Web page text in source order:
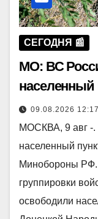
СЕГОДНЯ 📰
МО: ВС
населенный
09.08.2026 12:17
МОСКВА, 9 авг -.
населенный
Минобороны
группировки
освободили